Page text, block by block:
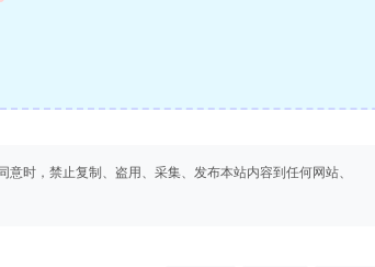
时，禁止复制、盗用、采集、发布本站内容到任何网站、